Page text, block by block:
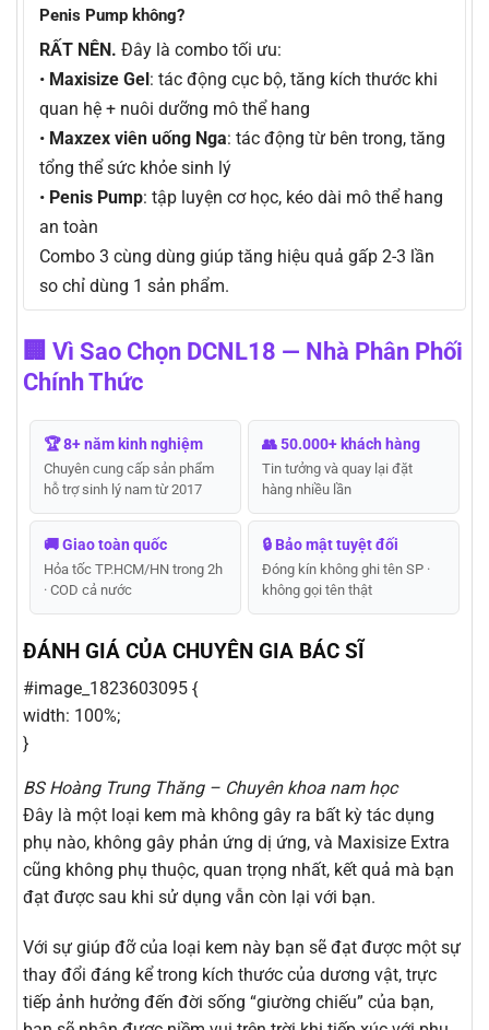
Penis Pump không?
RẤT NÊN. Đây là combo tối ưu:
• Maxisize Gel: tác động cục bộ, tăng kích thước khi
quan hệ + nuôi dưỡng mô thể hang
• Maxzex viên uống Nga: tác động từ bên trong, tăng
tổng thể sức khỏe sinh lý
• Penis Pump: tập luyện cơ học, kéo dài mô thể hang
an toàn
Combo 3 cùng dùng giúp tăng hiệu quả gấp 2-3 lần
so chỉ dùng 1 sản phẩm.
🏢 Vì Sao Chọn DCNL18 — Nhà Phân Phối
Chính Thức
🏆 8+ năm kinh nghiệm
Chuyên cung cấp sản phẩm
hỗ trợ sinh lý nam từ 2017
👥 50.000+ khách hàng
Tin tưởng và quay lại đặt
hàng nhiều lần
🚚 Giao toàn quốc
Hỏa tốc TP.HCM/HN trong 2h
· COD cả nước
🔒 Bảo mật tuyệt đối
Đóng kín không ghi tên SP ·
không gọi tên thật
ĐÁNH GIÁ CỦA CHUYÊN GIA BÁC SĨ
#image_1823603095 {
width: 100%;
}
BS Hoàng Trung Thăng – Chuyên khoa nam học
Đây là một loại kem mà không gây ra bất kỳ tác dụng
phụ nào, không gây phản ứng dị ứng, và Maxisize Extra
cũng không phụ thuộc, quan trọng nhất, kết quả mà bạn
đạt được sau khi sử dụng vẫn còn lại với bạn.
Với sự giúp đỡ của loại kem này bạn sẽ đạt được một sự
thay đổi đáng kể trong kích thước của dương vật, trực
tiếp ảnh hưởng đến đời sống “giường chiếu” của bạn,